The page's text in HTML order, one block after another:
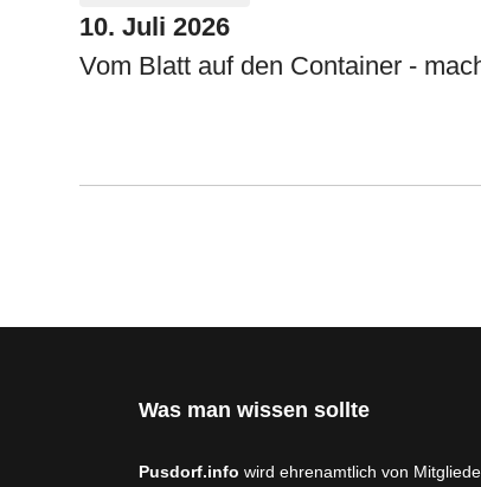
10. Juli 2026
Vom Blatt auf den Container -
Was man wissen sollte
Pusdorf.info wird ehrenamtlich von